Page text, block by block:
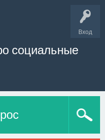
Вход
социальные